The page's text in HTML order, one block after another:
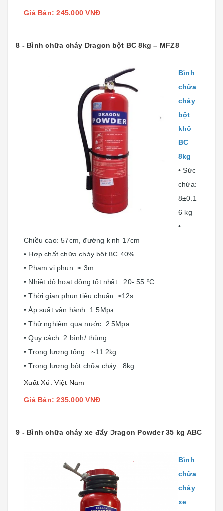
Giá Bán: 245.000 VNĐ
8 - Bình chữa cháy Dragon bột BC 8kg – MFZ8
Bình
chữa
cháy
bột
khô
BC
8kg
• Sức
chứa:
8±0.1
6 kg
•
Chiều cao: 57cm, đường kính 17cm
• Hợp chất chữa cháy bột BC 40%
• Phạm vi phun: ≥ 3m
• Nhiệt độ hoạt động tốt nhất : 20- 55 ºC
• Thời gian phun tiêu chuẩn: ≥12s
• Áp suất vận hành: 1.5Mpa
• Thử nghiệm qua nước: 2.5Mpa
• Quy cách: 2 bình/ thùng
• Trọng lượng tổng : ~11.2kg
• Trọng lượng bột chữa cháy : 8kg
Xuất Xứ: Việt Nam
Giá Bán: 235.000 VNĐ
9 - Bình chữa cháy xe đẩy Dragon Powder 35 kg ABC
Bình
chữa
cháy
xe